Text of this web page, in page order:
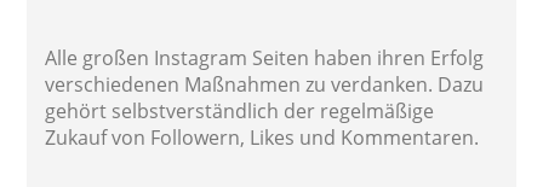
Alle großen Instagram Seiten haben ihren Erfolg
verschiedenen Maßnahmen zu verdanken. Dazu
gehört selbstverständlich der regelmäßige
Zukauf von Followern, Likes und Kommentaren.